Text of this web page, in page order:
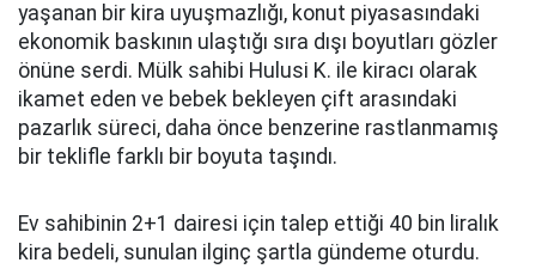
yaşanan bir kira uyuşmazlığı, konut piyasasındaki
ekonomik baskının ulaştığı sıra dışı boyutları gözler
önüne serdi. Mülk sahibi Hulusi K. ile kiracı olarak
ikamet eden ve bebek bekleyen çift arasındaki
pazarlık süreci, daha önce benzerine rastlanmamış
bir teklifle farklı bir boyuta taşındı.
Ev sahibinin 2+1 dairesi için talep ettiği 40 bin liralık
kira bedeli, sunulan ilginç şartla gündeme oturdu.